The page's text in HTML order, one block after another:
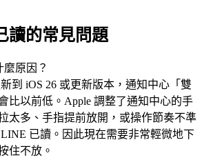
讀的常見問題
原因？
到 iOS 26 或更新版本，通知中心「雙
比以前低。Apple 調整了通知中心的手
太多、手指提前放開，或操作節奏不準
已讀。因此現在需要非常輕微地下
住不放。